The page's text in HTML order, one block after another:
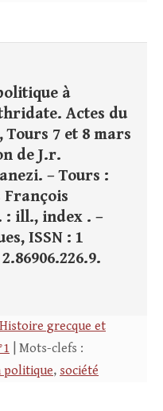
à
Actes du
7 et 8 mars
de J.r.
– Tours :
François
: ill., index . –
ISSN : 1
Histoire grecque et
| Mots-clefs :
, société